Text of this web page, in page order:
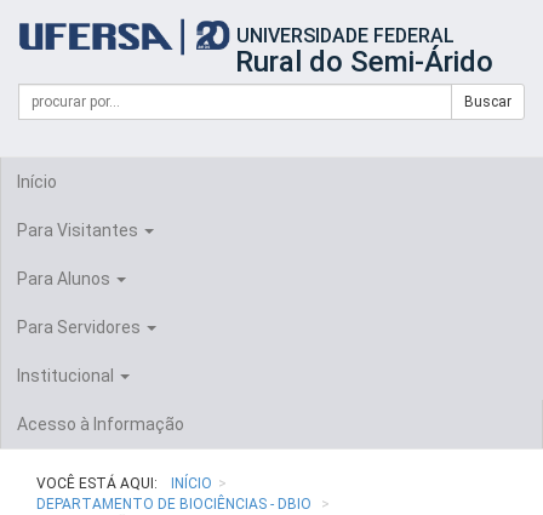
portal
UFERSA
UNIVERSIDADE FEDERAL
Rural do Semi-Árido
Formulário
Busca
Campo
de
Buscar
Início
Para Visitantes
Para Alunos
Para Servidores
Institucional
Acesso à Informação
VOCÊ ESTÁ AQUI:
INÍCIO
DEPARTAMENTO DE BIOCIÊNCIAS - DBIO